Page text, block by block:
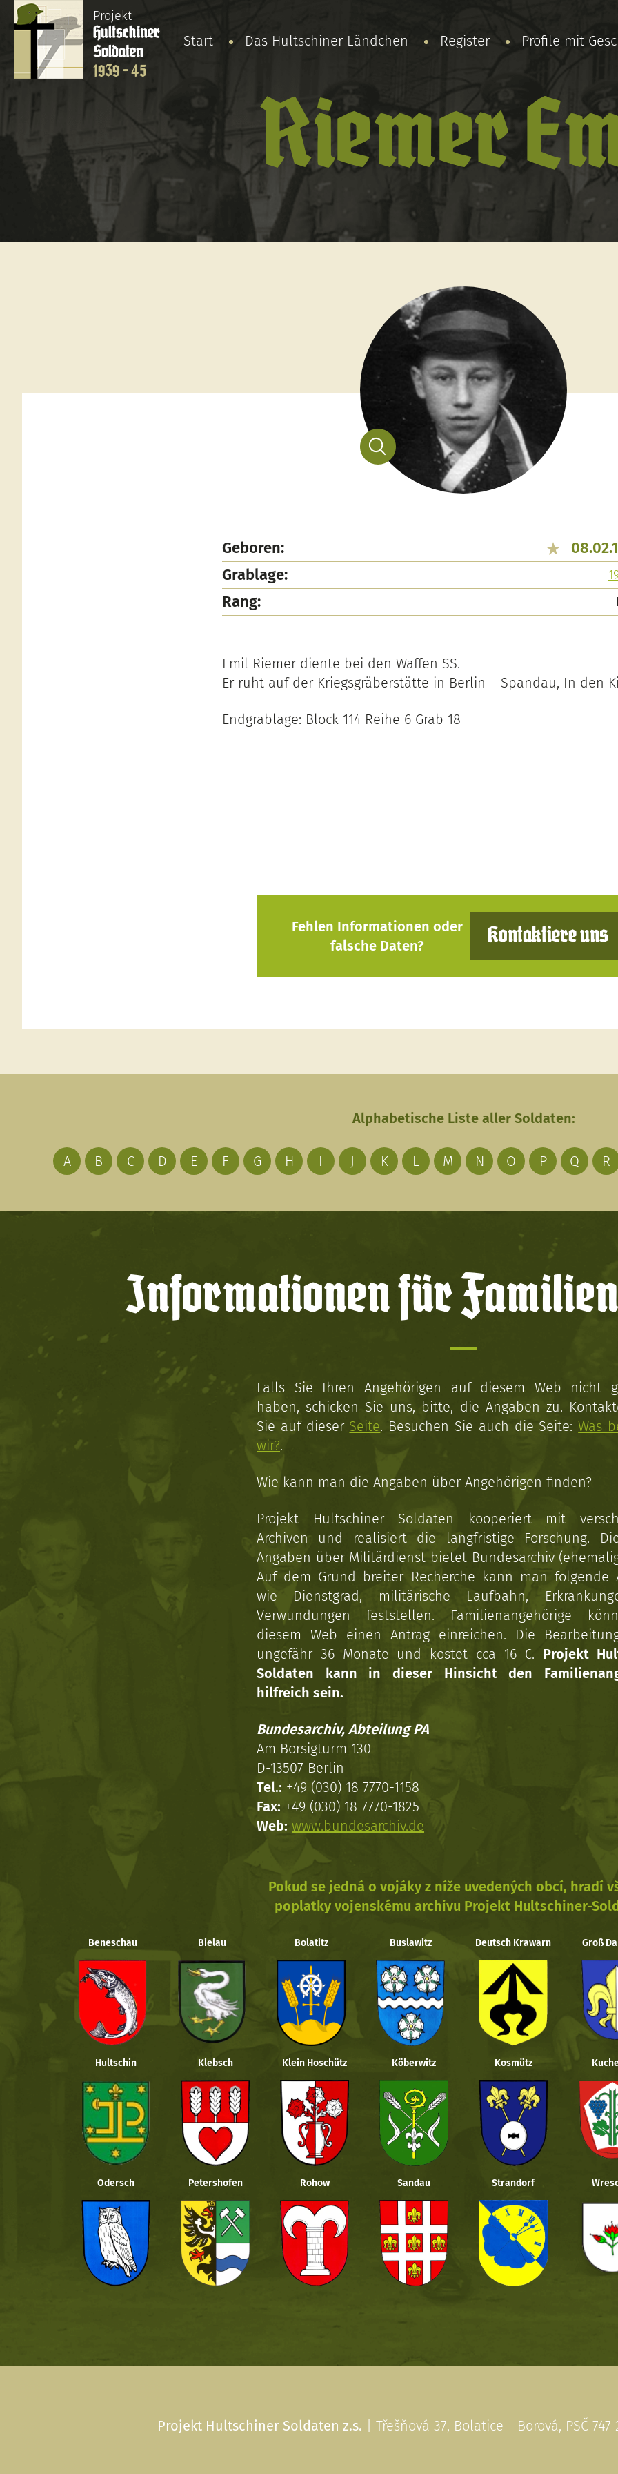
Projekt
Hultschiner
Soldaten
1939 - 45
Start Das Hultschiner Ländchen Register Profile mit
Riemer
Geboren:
Grablage:
Rang:
Emil Riemer diente bei den Waffen SS.
Er ruht auf der Kriegsgräberstätte in Berlin – Spandau, In den
Endgrablage: Block 114 Reihe 6 Grab 18
Fehlen Informationen oder
falsche Daten?
Kontaktiere uns
Alphabetische Liste aller Soldaten:
A B C D E F G H I J K L M N O P Q R
Informationen für
Falls Sie Ihren Angehörigen auf diesem Web nicht
haben, schicken Sie uns, bitte, die Angaben zu.
Sie auf dieser Seite. Besuchen Sie auch die Seite:Was
wir?.
Wie kann man die Angaben über Angehörigen finden?
Projekt Hultschiner Soldaten kooperiert mit
Archiven und realisiert die langfristige Forschung.
Angaben über Militärdienst bietet Bundesarchiv
Auf dem Grund breiter Recherche kann man folgende
wie Dienstgrad, militärische Laufbahn,
Verwundungen feststellen. Familienangehörige
diesem Web einen Antrag einreichen. Die
ungefähr 36 Monate und kostet cca 16 €. Projekt
Soldaten kann in dieser Hinsicht den
hilfreich sein.
Bundesarchiv, Abteilung PA
Am Borsigturm 130
D-13507 Berlin
Tel.: +49 (030) 18 7770-1158
Fax: +49 (030) 18 7770-1825
Web: www.bundesarchiv.de
Pokud se jedná o vojáky z níže uvedených obcí, hradí
poplatky vojenskému archivu Projekt Hultschiner-
Beneschau Bielau Bolatitz Buslawitz Deutsch Krawarn Groß
Hultschin Klebsch Klein Hoschütz Köberwitz Kosmütz
Odersch Petershofen Rohow Sandau Strandorf
Projekt Hultschiner Soldaten z.s. | Třešňová 37, Bolatice - Borová, PSČ 747